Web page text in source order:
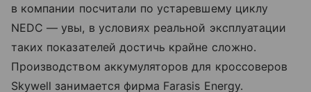
в компании посчитали по устаревшему циклу
NEDC — увы, в условиях реальной эксплуатации
таких показателей достичь крайне сложно.
Производством аккумуляторов для кроссоверов
Skywell занимается фирма Farasis Energy.